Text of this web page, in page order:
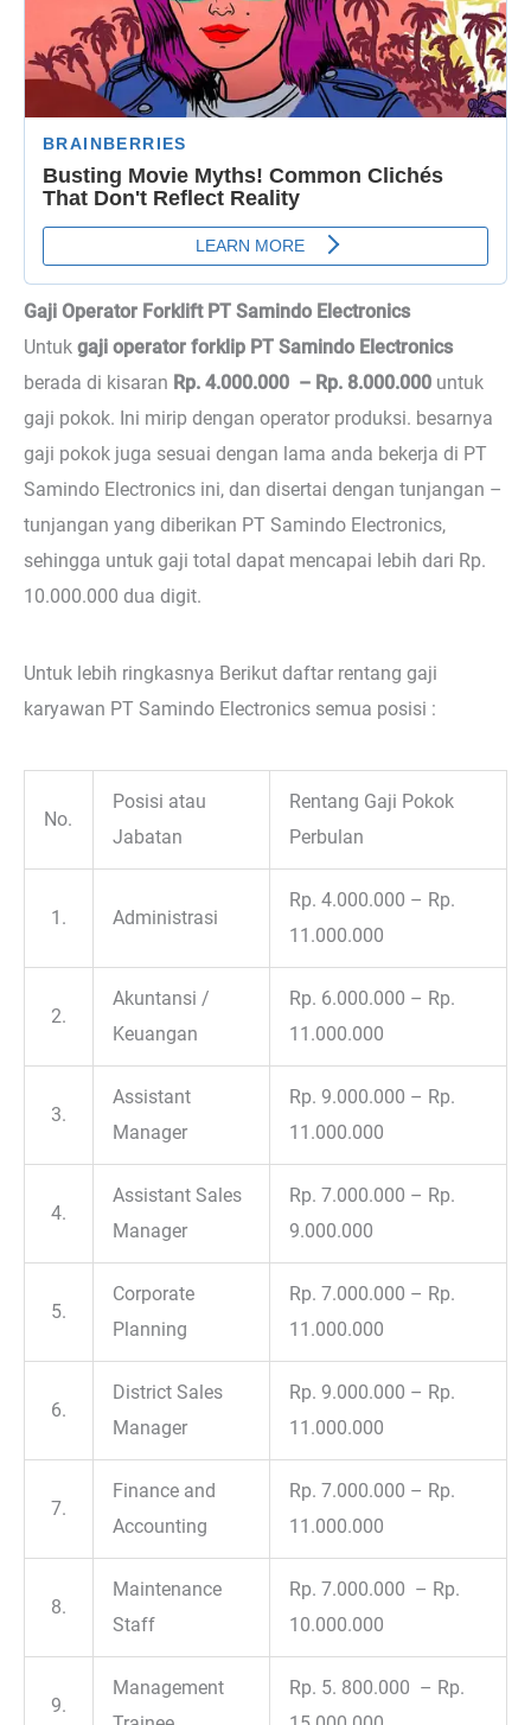
Gaji Operator Forklift PT Samindo Electronics
Untuk gaji operator forklip PT Samindo Electronics
berada di kisaran Rp. 4.000.000 – Rp. 8.000.000 untuk
gaji pokok. Ini mirip dengan operator produksi. besarnya
gaji pokok juga sesuai dengan lama anda bekerja di PT
Samindo Electronics ini, dan disertai dengan tunjangan –
tunjangan yang diberikan PT Samindo Electronics,
sehingga untuk gaji total dapat mencapai lebih dari Rp.
10.000.000 dua digit.
Untuk lebih ringkasnya Berikut daftar rentang gaji
karyawan PT Samindo Electronics semua posisi :
No.
Posisi atau
Jabatan
Rentang Gaji Pokok
Perbulan
1. Administrasi
Rp. 4.000.000 – Rp.
11.000.000
2.
Akuntansi /
Keuangan
Rp. 6.000.000 – Rp.
11.000.000
3.
Assistant
Manager
Rp. 9.000.000 – Rp.
11.000.000
4.
Assistant Sales
Manager
Rp. 7.000.000 – Rp.
9.000.000
5.
Corporate
Planning
Rp. 7.000.000 – Rp.
11.000.000
6.
District Sales
Manager
Rp. 9.000.000 – Rp.
11.000.000
7.
Finance and
Accounting
Rp. 7.000.000 – Rp.
11.000.000
8.
Maintenance
Staff
Rp. 7.000.000 – Rp.
10.000.000
9.
Management
Rp. 5. 800.000 – Rp.